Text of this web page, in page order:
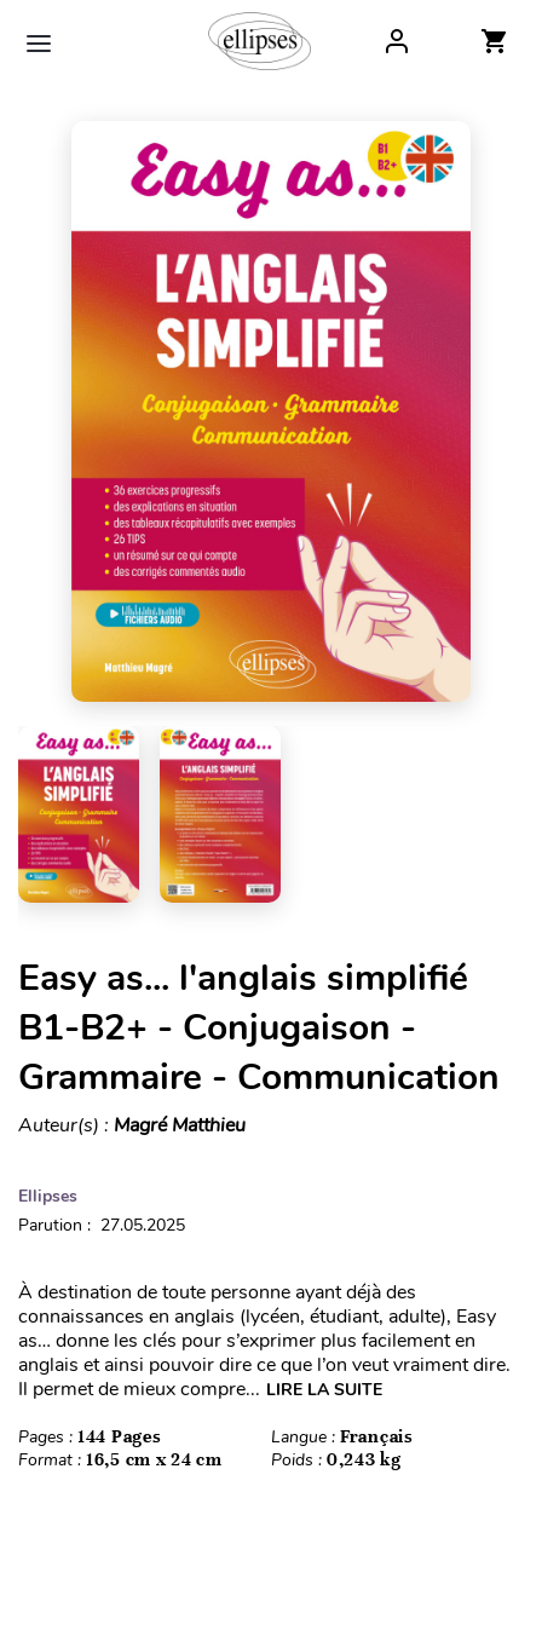
Easy as... l'anglais simplifié
B1-B2+ - Conjugaison -
Grammaire - Communication
Auteur(s) : Magré Matthieu
Ellipses
Parution : 27.05.2025
À destination de toute personne ayant déjà des
connaissances en anglais (lycéen, étudiant, adulte), Easy
as… donne les clés pour s’exprimer plus facilement en
anglais et ainsi pouvoir dire ce que l’on veut vraiment dire.
Il permet de mieux compre... LIRE LA SUITE
Pages : 144 Pages Langue : Français
Format : 16,5 cm x 24 cm Poids : 0,243 kg